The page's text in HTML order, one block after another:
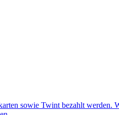
sowie Twint bezahlt werden.